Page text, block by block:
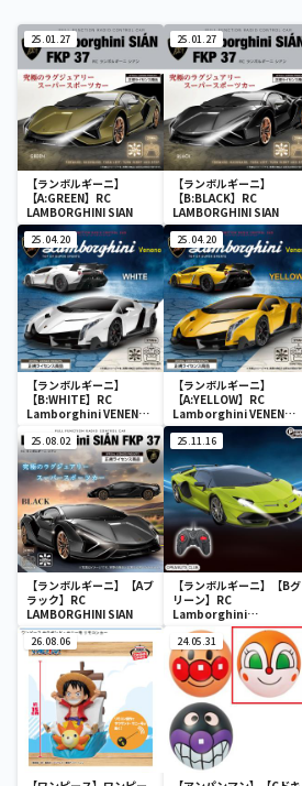
25.01.27
【ランボルギーニ】
【A:GREEN】RC
LAMBORGHINI SIAN
25.01.27
【ランボルギーニ】
【B:BLACK】RC
LAMBORGHINI SIAN
25.04.20
【ランボルギーニ】
【B:WHITE】RC
Lamborghini VENENO
(0046)
25.04.20
【ランボルギーニ】
【A:YELLOW】RC
Lamborghini VENENO
(0046)
25.08.02
【ランボルギーニ】【Aブ
ラック】RC
LAMBORGHINI SIAN
25.11.16
【ランボルギーニ】【Bグ
リーン】RC
Lamborghini
Aventador SVJ
Roadster(1992)
26.08.06 24.05.31